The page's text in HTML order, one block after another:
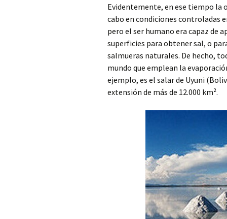
Evidentemente, en ese tiempo la
cabo en condiciones controladas
pero el ser humano era capaz de
superficies para obtener sal, o
salmueras naturales. De hecho,
mundo que emplean la
ejemplo, es el salar de Uyuni
extensión de más de 12.000 km².